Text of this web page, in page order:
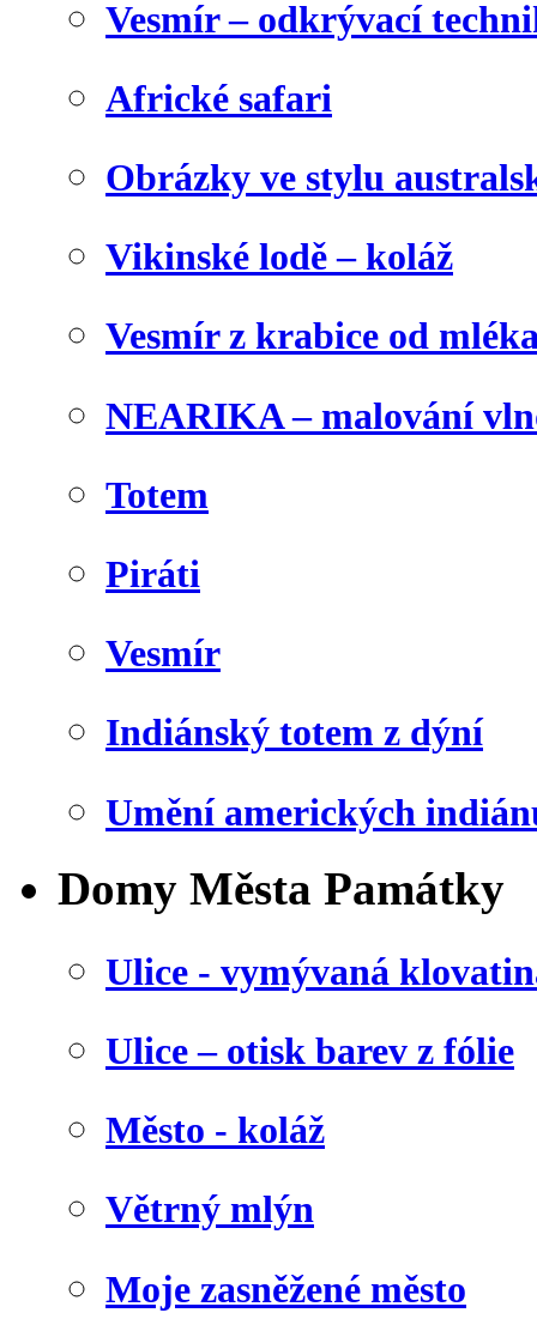
Vesmír – odkrývací
Africké safari
Obrázky ve stylu
Vikinské lodě – koláž
Vesmír z krabice od
NEARIKA – malování
Totem
Piráti
Vesmír
Indiánský totem z dýní
Umění amerických
Domy Města Památky
Ulice - vymývaná
Ulice – otisk barev z fólie
Město - koláž
Větrný mlýn
Moje zasněžené město